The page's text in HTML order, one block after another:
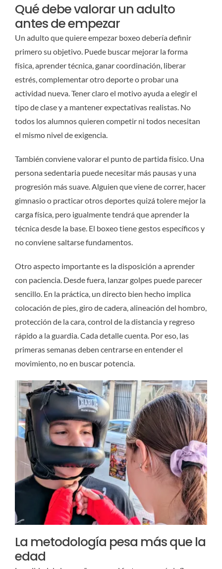
Qué debe valorar un adulto
antes de empezar
Un adulto que quiere empezar boxeo debería definir
primero su objetivo. Puede buscar mejorar la forma
física, aprender técnica, ganar coordinación, liberar
estrés, complementar otro deporte o probar una
actividad nueva. Tener claro el motivo ayuda a elegir el
tipo de clase y a mantener expectativas realistas. No
todos los alumnos quieren competir ni todos necesitan
el mismo nivel de exigencia.
También conviene valorar el punto de partida físico. Una
persona sedentaria puede necesitar más pausas y una
progresión más suave. Alguien que viene de correr, hacer
gimnasio o practicar otros deportes quizá tolere mejor la
carga física, pero igualmente tendrá que aprender la
técnica desde la base. El boxeo tiene gestos específicos y
no conviene saltarse fundamentos.
Otro aspecto importante es la disposición a aprender
con paciencia. Desde fuera, lanzar golpes puede parecer
sencillo. En la práctica, un directo bien hecho implica
colocación de pies, giro de cadera, alineación del hombro,
protección de la cara, control de la distancia y regreso
rápido a la guardia. Cada detalle cuenta. Por eso, las
primeras semanas deben centrarse en entender el
movimiento, no en buscar potencia.
La metodología pesa más que la
edad